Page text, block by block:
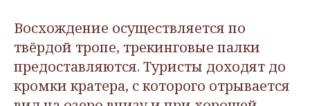
Восхождение осуществляется по
твёрдой тропе, трекинговые палки
предоставляются. Туристы доходят до
кромки кратера, с которого отрывается